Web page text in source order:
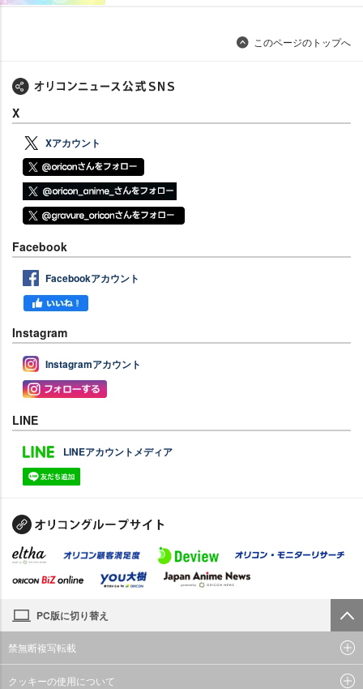
このページのトップへ
X
Xアカウント
Facebook
Facebookアカウント
Instagram
Instagramアカウント
LINE
LINEアカウントメディア
PC版に切り替え
禁無断複写転載
クッキーの使用について